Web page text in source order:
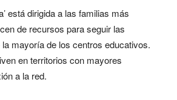
está dirigida a las familias más
de recursos para seguir las
mayoría de los centros educativos.
en territorios con mayores
a la red.